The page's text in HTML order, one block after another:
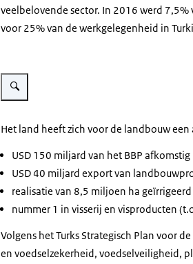
veelbelovende sector. In 2016 werd 7,5%
voor 25% van de werkgelegenheid in
Vergroot afbeelding Agrologistiek
Het land heeft zich voor de landbouw
USD 150 miljard van het BBP
USD 40 miljard export van
realisatie van 8,5 miljoen ha
nummer 1 in visserij en visproducten
Volgens het Turks Strategisch Plan voor
en voedselzekerheid, voedselveiligheid,